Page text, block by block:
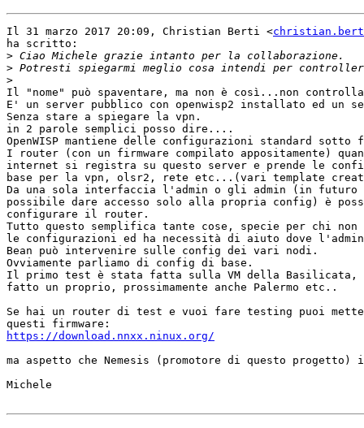
Il 31 marzo 2017 20:09, Christian Berti <
ha scritto:
>
>
>
Il "nome" può spaventare, ma non è così...non
E' un server pubblico con openwisp2 installato ed un
Senza stare a spiegare la vpn.
in 2 parole semplici posso dire....
OpenWISP mantiene delle configurazioni standard sotto
I router (con un firmware compilato appositamente)
internet si registra su questo server e prende le
base per la vpn, olsr2, rete etc...(vari template
Da una sola interfaccia l'admin o gli admin (in futuro
possibile dare accesso solo alla propria config) è
configurare il router.
Tutto questo semplifica tante cose, specie per chi
le configurazioni ed ha necessità di aiuto dove l'admin
Bean può intervenire sulle config dei vari nodi.
Ovviamente parliamo di config di base.
Il primo test è stata fatta sulla VM della Basilicata,
fatto un proprio, prossimamente anche Palermo etc..
Se hai un router di test e vuoi fare testing puoi
https://download.nnxx.ninux.org/
ma aspetto che Nemesis (promotore di questo
Michele